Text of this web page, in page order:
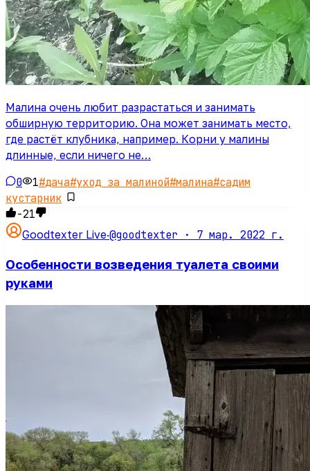
Малина очень любит разрастаться и занимать
обширную территорию. Она может занимать место,
где растёт клубника, например. Корни у малины
длинные, если ничего не…
0 1#дача#уход за малиной#малина#садим
кустарник
-21
Goodtexter Live·@goodtexter · 7 мар. 2022 г.
Особенности возведения туалета своими
руками